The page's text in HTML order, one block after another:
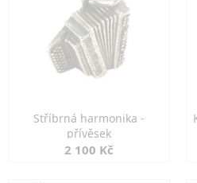
Stříbrná harmonika -
přívěsek
2 100 Kč